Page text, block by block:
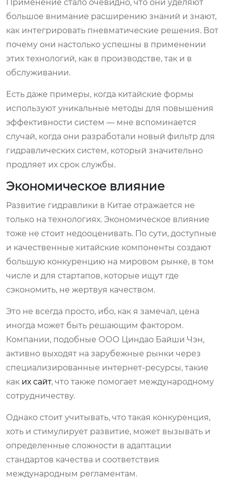
Применение стало очевидно, что они уделяют
большое внимание расширению знаний и знают,
как интегрировать пневматические решения. Вот
почему они настолько успешны в применении
этих технологий, как в производстве, так и в
обслуживании.
Есть даже примеры, когда китайские формы
используют уникальные методы для повышения
эффективности систем — мне вспоминается
случай, когда они разработали новый фильтр для
гидравлических систем, который значительно
продляет их срок службы.
Экономическое влияние
Развитие гидравлики в Китае отражается не
только на технологиях. Экономическое влияние
тоже не стоит недооценивать. По сути, доступные
и качественные китайские компоненты создают
большую конкуренцию на мировом рынке, в том
числе и для стартапов, которые ищут где
сэкономить, не жертвуя качеством.
Это не всегда просто, ибо, как я замечал, цена
иногда может быть решающим фактором.
Компании, подобные ООО Циндао Байши Чэн,
активно выходят на зарубежные рынки через
специализированные интернет-ресурсы, такие
как их сайт, что также помогает международному
сотрудничеству.
Однако стоит учитывать, что такая конкуренция,
хоть и стимулирует развитие, может вызывать и
определенные сложности в адаптации
стандартов качества и соответствия
международным регламентам.